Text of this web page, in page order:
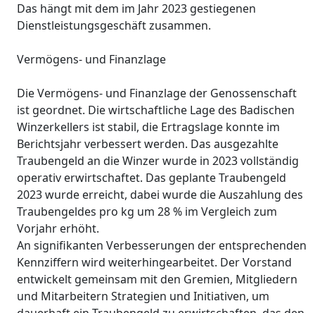
Das hängt mit dem im Jahr 2023 gestiegenen
Dienstleistungsgeschäft zusammen.
Vermögens- und Finanzlage
Die Vermögens- und Finanzlage der Genossenschaft
ist geordnet. Die wirtschaftliche Lage des Badischen
Winzerkellers ist stabil, die Ertragslage konnte im
Berichtsjahr verbessert werden. Das ausgezahlte
Traubengeld an die Winzer wurde in 2023 vollständig
operativ erwirtschaftet. Das geplante Traubengeld
2023 wurde erreicht, dabei wurde die Auszahlung des
Traubengeldes pro kg um 28 % im Vergleich zum
Vorjahr erhöht.
An signifikanten Verbesserungen der entsprechenden
Kennziffern wird weiterhingearbeitet. Der Vorstand
entwickelt gemeinsam mit den Gremien, Mitgliedern
und Mitarbeitern Strategien und Initiativen, um